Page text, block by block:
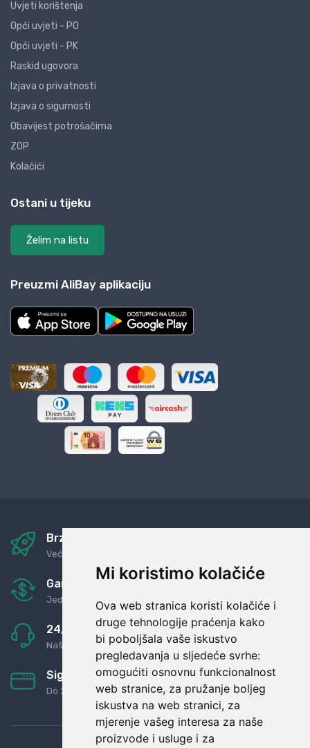
Mi koristimo kolačiće
Ova web stranica koristi kolačiće i
druge tehnologije praćenja kako
bi poboljšala vaše iskustvo
pregledavanja u sljedeće svrhe:
omogućiti osnovnu funkcionalnost
web stranice, za pružanje boljeg
iskustva na web stranici, za
mjerenje vašeg interesa za naše
proizvode i usluge i za
Uvjeti korištenja
Opći uvjeti - PO
Opći uvjeti - PK
Raskid ugovora
Izjava o privatnosti
Izjava o sigurnosti
Obavijest potrošačima
ZOP
Kolačići
Ostani u tijeku
Želim na listu
Preuzmi AliBay aplikaciju
Brza i sigurna dostava
Već za nekoliko dana kod vas
Garancija u povrat novaca
Jednostavno pravilo: Roba za novac
24/7 odlična podrška
Naši agenti uvijek na raspolaganju
Sigurno obročno plaćanje
Do 24 rata bez kamata